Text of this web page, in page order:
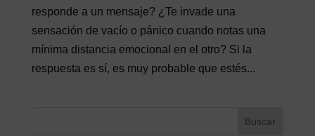
responde a un mensaje? ¿Te invade una
sensación de vacío o pánico cuando notas una
mínima distancia emocional en el otro? Si la
respuesta es sí, es muy probable que estés...
Buscar